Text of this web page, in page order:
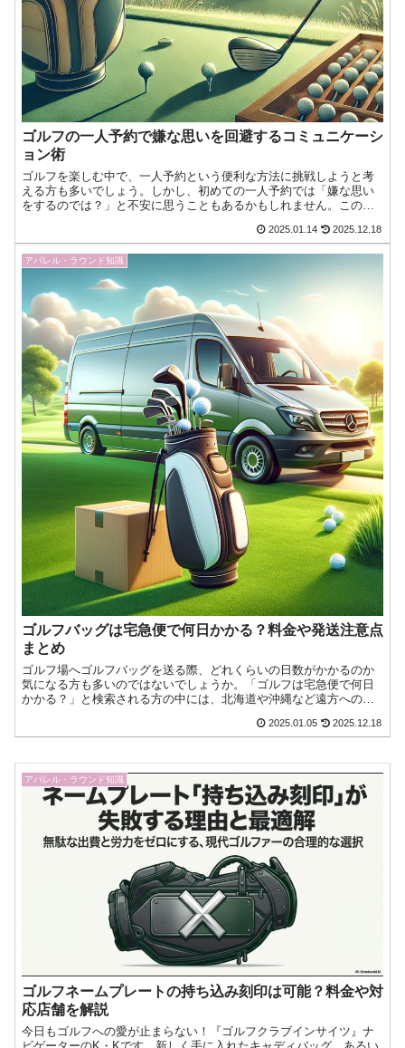
ゴルフの一人予約で嫌な思いを回避するコミュニケーシ
ョン術
ゴルフを楽しむ中で、一人予約という便利な方法に挑戦しようと考
える方も多いでしょう。しかし、初めての一人予約では「嫌な思い
をするのでは？」と不安に思うこともあるかもしれません。この不
今日もゴルフへの愛が止まらない！『ゴルフクラブインサイツ』ナ
ビゲーターのK・Kです。
2025.01.14 2025.12.18
アパレル・ラウンド知識
ゴルフバッグは宅急便で何日かかる？料金や発送注意点
まとめ
ゴルフ場へゴルフバッグを送る際、どれくらいの日数がかかるのか
気になる方も多いのではないでしょうか。「ゴルフは宅急便で何日
かかる？」と検索される方の中には、北海道や沖縄など遠方への配
今日もゴルフへの愛が止まらない！『ゴルフクラブインサイツ』ナ
2025.01.05 2025.12.18
アパレル・ラウンド知識
ゴルフネームプレートの持ち込み刻印は可能？料金や対
応店舗を解説
今日もゴルフへの愛が止まらない！『ゴルフクラブインサイツ』ナ